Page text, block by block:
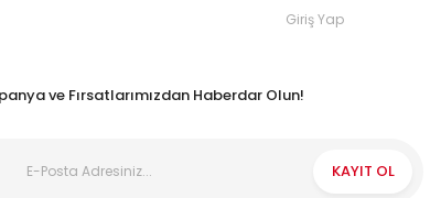
Giriş Yap
ve Fırsatlarımızdan Haberdar Olun!
KAYIT OL